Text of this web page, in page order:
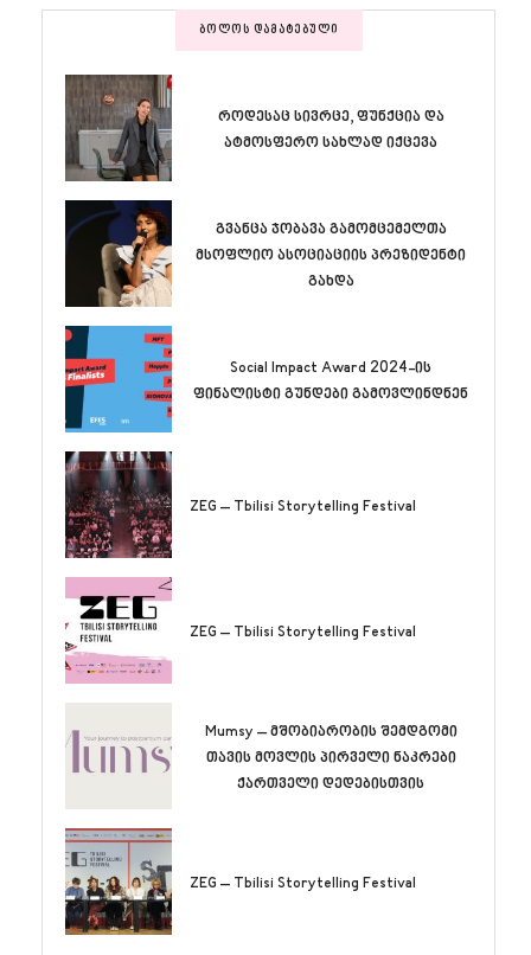
ᲑᲝᲚᲝᲡ ᲓᲐᲛᲐᲢᲔᲑᲣᲚᲘ
როდესაც სივრცე, ფუნქცია და
ატმოსფერო სახლად იქცევა
გვანცა ჯობავა გამომცემელთა
მსოფლიო ასოციაციის პრეზიდენტი
გახდა
Social Impact Award 2024-ის
ფინალისტი გუნდები გამოვლინდნენ
ZEG – Tbilisi Storytelling Festival
ZEG – Tbilisi Storytelling Festival
Mumsy – მშობიარობის შემდგომი
თავის მოვლის პირველი ნაკრები
ქართველი დედებისთვის
ZEG – Tbilisi Storytelling Festival